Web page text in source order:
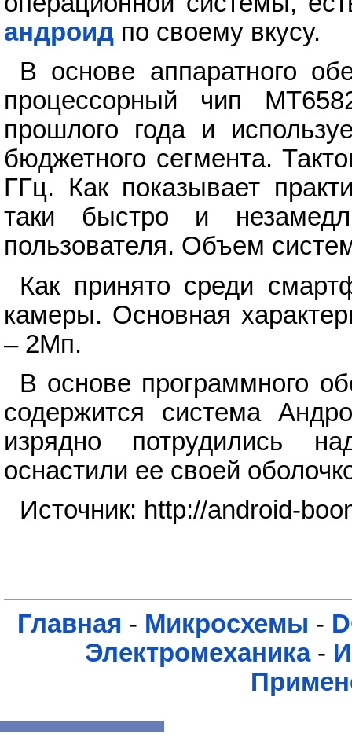
андроид по своему вкусу.
В основе аппаратного
процессорный чип
прошлого года и
бюджетного сегмента.
ГГц. Как показывает
таки быстро и
пользователя. Объем
Как принято среди
камеры. Основная
– 2Мп.
В основе программного
содержится система
изрядно потрудились
оснастили ее своей
Источник: http://android-
Главная - Микросхемы -
Электромеханика-